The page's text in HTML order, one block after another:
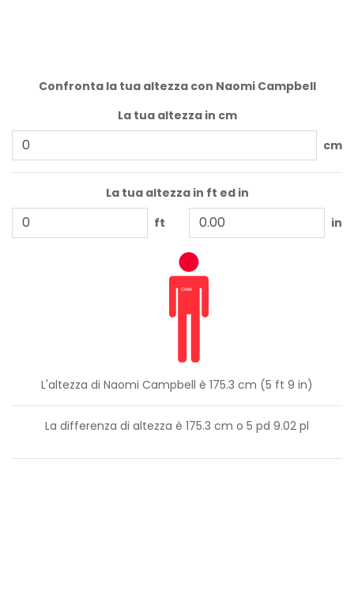
Confronta la tua altezza con Naomi Campbell
La tua altezza in cm
cm
La tua altezza in ft ed in
ft
in
L'altezza di Naomi Campbell è 175.3 cm (5 ft 9 in)
La differenza di altezza è 175.3 cm o 5 pd 9.02 pl